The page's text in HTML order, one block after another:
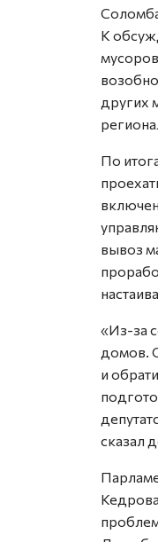
К
других
По
вывоз
«Из-за
домов.
и
сказал